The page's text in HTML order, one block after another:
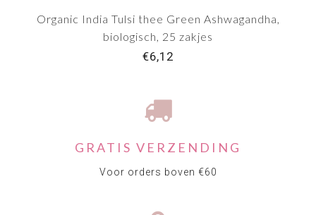
Organic India Tulsi thee Green Ashwagandha,
biologisch, 25 zakjes
€6,12
GRATIS VERZENDING
Voor orders boven €60